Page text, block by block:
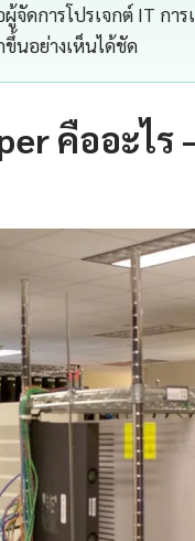
จัดการโปรเจกต์ IT การ
ขึ้นอย่างเห็นได้ชัด
คืออะไร